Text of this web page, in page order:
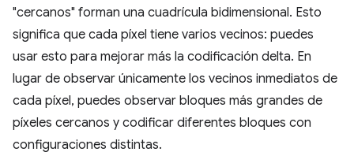
"cercanos" forman una cuadrícula bidimensional. Esto
significa que cada píxel tiene varios vecinos: puedes
usar esto para mejorar más la codificación delta. En
lugar de observar únicamente los vecinos inmediatos de
cada píxel, puedes observar bloques más grandes de
píxeles cercanos y codificar diferentes bloques con
configuraciones distintas.